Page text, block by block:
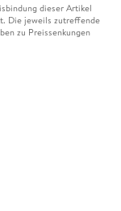
dieser Artikel
Die jeweils zutreffende
zu Preissenkungen